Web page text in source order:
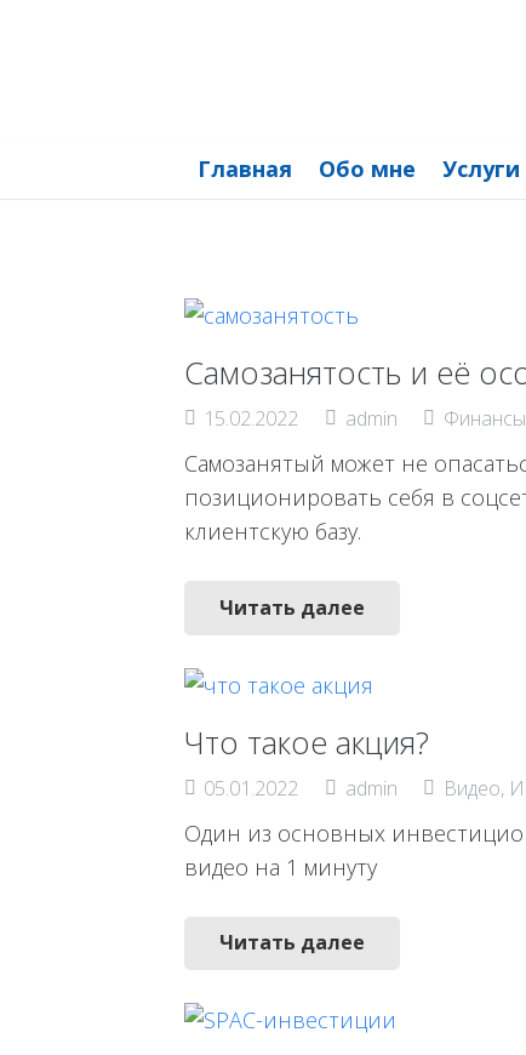
Главная Обо мне Услуги
Самозанятость и её
15.02.2022 admin
Самозанятый может не
позиционировать себя в
клиентскую базу.
Читать далее
Что такое акция?
05.01.2022 admin Видео,
Один из основных
видео на 1 минуту
Читать далее